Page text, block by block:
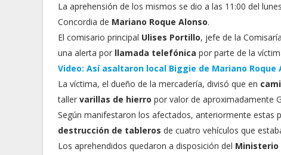
La aprehensión de los mismos se dio a las 11:00 del
Concordia de Mariano Roque Alonso.
El comisario principal Ulises Portillo, jefe de la
una alerta por llamada telefónica por parte de la
Video: Así asaltaron local Biggie de Mariano Roque
La víctima, el dueño de la mercadería, divisó que en
taller varillas de hierro por valor de aproximadamente
Según manifestaron los afectados, anteriormente estas
destrucción de tableros de cuatro vehículos que
Los aprehendidos quedaron a disposición del Ministerio